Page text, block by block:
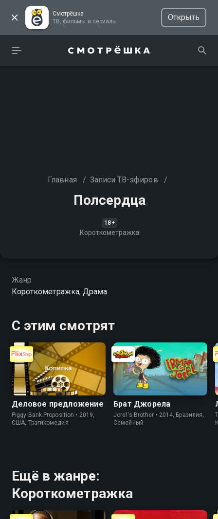
Смотрёшка
ТВ, фильмы и сериалы
Открыть
Главная / Записи ТВ-эфиров /
Полсердца
18+
Короткометражка
Жанр
Короткометражка, Драма
С этим смотрят
Деловое предложение
Piggy Bank Proposition • 2019,
США, Трагикомедия
Брат Джорела
Jorel's Brother • 2014, Бразилия,
Cемейный
Ещё в жанре:
Короткометражка